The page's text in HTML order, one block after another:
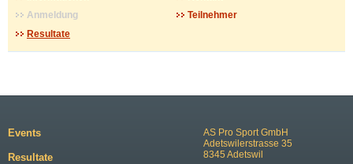
Anmeldung
Teilnehmer
Resultate
AS Pro Sport GmbH
Adetswilerstrasse 35
8345 Adetswil
Events
Resultate